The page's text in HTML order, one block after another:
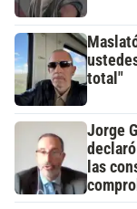
total"
Jorge
las